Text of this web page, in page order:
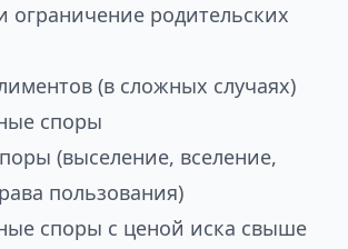
родительских
(в сложных случаях)
споры
(выселение, вселение,
пользования)
споры с ценой иска свыше